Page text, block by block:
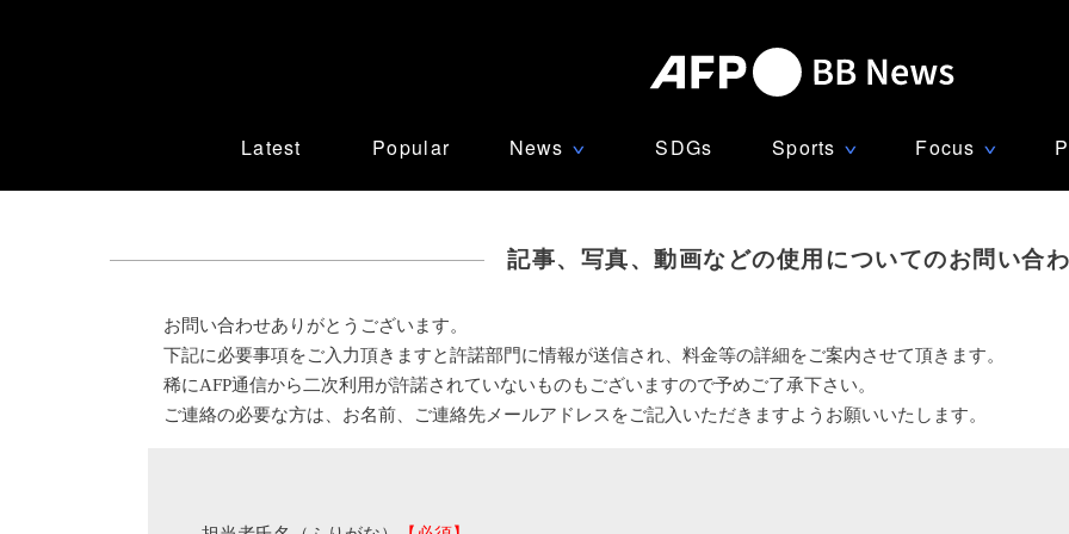
Latest Popular News ∨ SDGs Sports ∨ Focus ∨
記事、写真、動画などの使用についてのお問い合
お問い合わせありがとうございます。
下記に必要事項をご入力頂きますと許諾部門に情報が送信され、料金等の詳細をご案内させて頂きます。
稀にAFP通信から二次利用が許諾されていないものもございますので予めご了承下さい。
ご連絡の必要な方は、お名前、ご連絡先メールアドレスをご記入いただきますようお願いいたします。